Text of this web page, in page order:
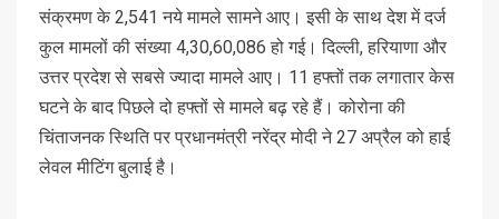
संक्रमण के 2,541 नये मामले सामने आए। इसी के साथ देश में दर्ज
कुल मामलों की संख्या 4,30,60,086 हो गई। दिल्ली, हरियाणा और
उत्तर प्रदेश से सबसे ज्यादा मामले आए। 11 हफ्तों तक लगातार केस
घटने के बाद पिछले दो हफ्तों से मामले बढ़ रहे हैं। कोरोना की
चिंताजनक स्थिति पर प्रधानमंत्री नरेंद्र मोदी ने 27 अप्रैल को हाई
लेवल मीटिंग बुलाई है।